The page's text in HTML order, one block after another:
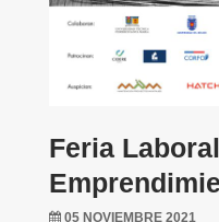
Feria
05 NOVIEMBRE 2021